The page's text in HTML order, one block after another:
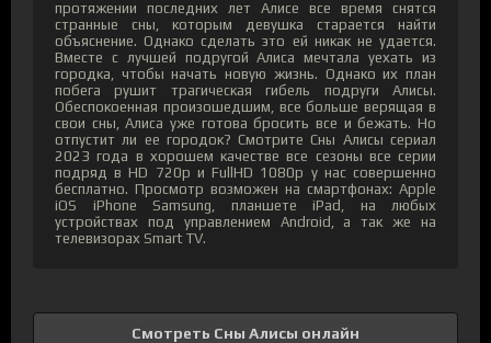
протяжении последних лет Алисе все время снятся
странные сны, которым девушка старается найти
объяснение. Однако сделать это ей никак не удается.
Вместе с лучшей подругой Алиса мечтала уехать из
городка, чтобы начать новую жизнь. Однако их план
побега рушит трагическая гибель подруги Алисы.
Обеспокоенная произошедшим, все больше верящая в
свои сны, Алиса уже готова бросить все и бежать. Но
отпустит ли ее городок? Смотрите Сны Алисы сериал
2023 года в хорошем качестве все сезоны все серии
подряд в HD 720p и FullHD 1080p у нас совершенно
бесплатно. Просмотр возможен на смартфонах: Apple
iOS iPhone Samsung, планшете iPad, на любых
устройствах под управлением Android, а так же на
телевизорах Smart TV.
Смотреть Сны Алисы онлайн